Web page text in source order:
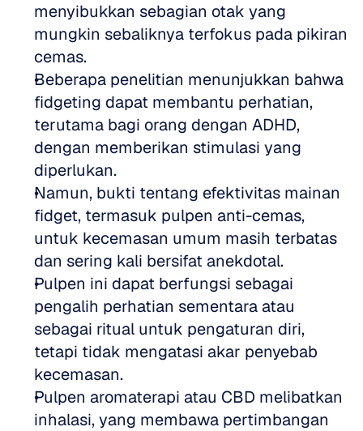
menyibukkan sebagian otak yang
mungkin sebaliknya terfokus pada pikiran
cemas.
Beberapa penelitian menunjukkan bahwa
fidgeting dapat membantu perhatian,
terutama bagi orang dengan ADHD,
dengan memberikan stimulasi yang
diperlukan.
Namun, bukti tentang efektivitas mainan
fidget, termasuk pulpen anti-cemas,
untuk kecemasan umum masih terbatas
dan sering kali bersifat anekdotal.
Pulpen ini dapat berfungsi sebagai
pengalih perhatian sementara atau
sebagai ritual untuk pengaturan diri,
tetapi tidak mengatasi akar penyebab
kecemasan.
Pulpen aromaterapi atau CBD melibatkan
inhalasi, yang membawa pertimbangan